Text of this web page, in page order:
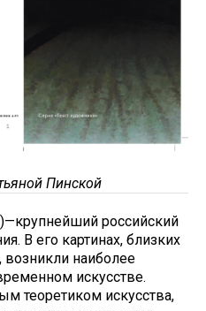
Пинской
российский
В его картинах, близких
возникли наиболее
искусстве.
теоретиком искусства,